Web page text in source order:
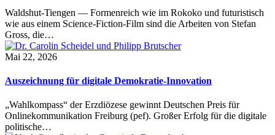
Waldshut-Tiengen — Formenreich wie im Rokoko und futuristisch
wie aus einem Science-Fiction-Film sind die Arbeiten von Stefan
Gross, die…
Mai 22, 2026
Auszeichnung für digitale Demokratie-Innovation
„Wahlkompass“ der Erzdiözese gewinnt Deutschen Preis für
Onlinekommunikation Freiburg (pef). Großer Erfolg für die digitale
politische…